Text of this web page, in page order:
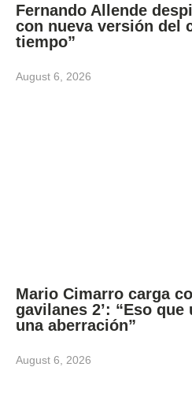
Fernando Allende
con nueva versión del
tiempo”
August 6, 2026
Mario Cimarro carga
gavilanes 2’: “Eso
una aberración”
August 6, 2026